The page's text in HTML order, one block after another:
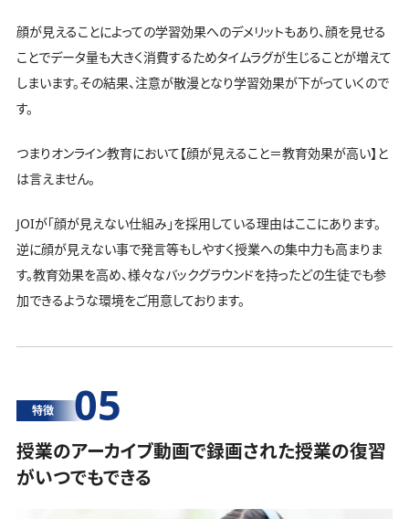
顔が見えることによっての学習効果へのデメリットもあり、顔を見せる
ことでデータ量も大きく消費するためタイムラグが生じることが増えて
しまいます。その結果、注意が散漫となり学習効果が下がっていくので
す。
つまりオンライン教育において【顔が見えること＝教育効果が高い】と
は言えません。
JOIが「顔が見えない仕組み」を採用している理由はここにあります。
逆に顔が見えない事で発言等もしやすく授業への集中力も高まりま
す。教育効果を高め、様々なバックグラウンドを持ったどの生徒でも参
加できるような環境をご用意しております。
特徴 05
授業のアーカイブ動画で録画された授業の復習
がいつでもできる